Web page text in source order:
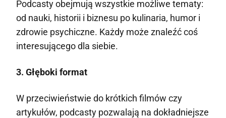
Podcasty obejmują wszystkie możliwe tematy:
od nauki, historii i biznesu po kulinaria, humor i
zdrowie psychiczne. Każdy może znaleźć coś
interesującego dla siebie.
3. Głęboki format
W przeciwieństwie do krótkich filmów czy
artykułów, podcasty pozwalają na dokładniejsze